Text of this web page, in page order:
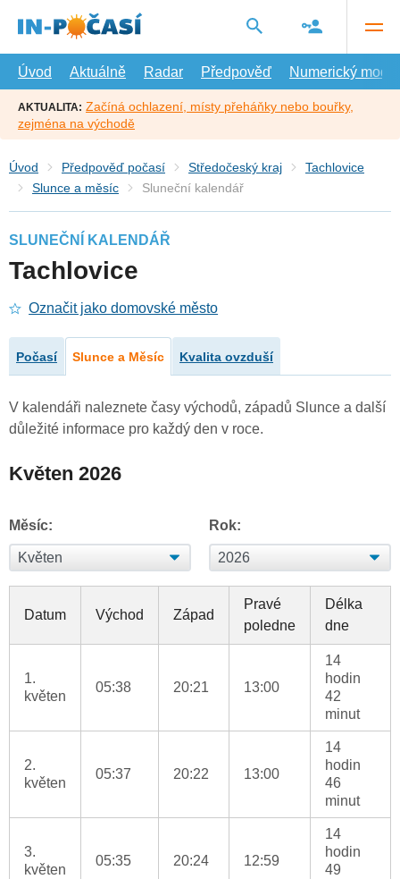
hlavní
Úvod
Aktuálně Radar Předpověď Numerický model
AKTUALITA: Začíná ochlazení, místy přeháňky nebo bouřky,
zejména na východě
Úvod Předpověď počasí Středočeský kraj
Tachlovice
Slunce a měsíc
Sluneční kalendář
SLUNEČNÍ KALENDÁŘ
Tachlovice
Označit jako domovské město
Počasí Slunce a Měsíc Kvalita ovzduší
V kalendáři naleznete časy východů, západů Slunce a další
důležité informace pro každý den v roce.
Květen 2026
Měsíc: Rok:
Datum Východ Západ
Pravé
poledne
Délka
dne
1.
květen
05:38 20:21 13:00
14
hodin
42
minut
2.
květen
05:37 20:22 13:00
14
hodin
46
minut
3.
květen
05:35 20:24 12:59
14
hodin
49